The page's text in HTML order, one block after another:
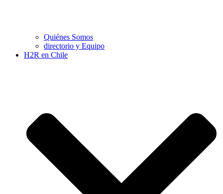
Quiénes Somos
directorio y Equipo
H2R en Chile